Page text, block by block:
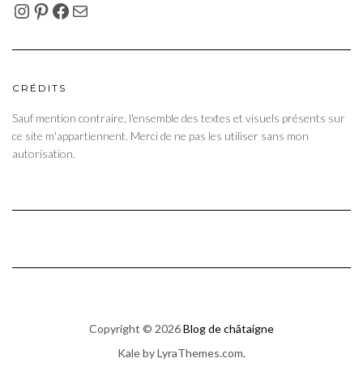
INSTAGRAM
PINTEREST
FACEBOOK
E-MAIL
CRÉDITS
Sauf mention contraire, l'ensemble des textes et visuels présents sur
ce site m'appartiennent. Merci de ne pas les utiliser sans mon
autorisation.
Copyright © 2026Blog de châtaigne
Kaleby LyraThemes.com.